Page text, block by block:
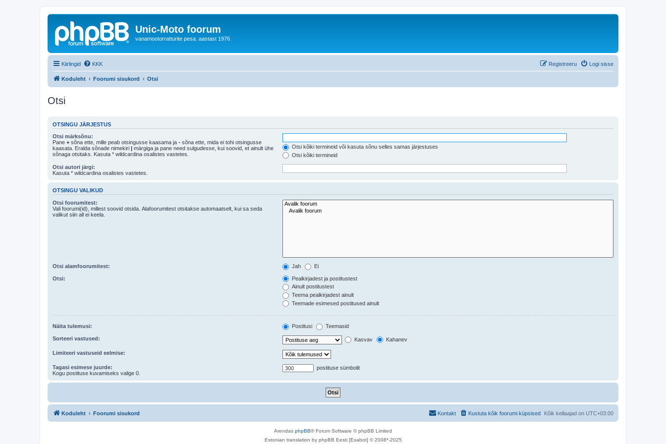
Unic-Moto foorum
vanamootorratturite pesa. aastast 1976.
Kiirlingid KKK Logi sisse
Registreeru
Koduleht Foorumi sisukord Otsi
Otsi
OTSINGU JÄRJESTUS
Otsi märksõnu:
Pane + sõna ette, mille peab otsingusse kaasama ja - sõna ette, mida ei tohi otsingusse
kaasata. Eralda sõnade nimekiri | märgiga ja pane need sulgudesse, kui soovid, et ainult ühe
sõnaga otsitaks. Kasuta * wildcardina osalistes vastetes.
Otsi kõiki termineid või kasuta sõnu selles samas järjestuses
Otsi kõiki termineid
Otsi autori järgi:
Kasuta * wildcardina osalistes vastetes.
OTSINGU VALIKUD
Otsi foorumitest:
Vali foorumi(id), millest soovid otsida. Alafoorumitest otsitakse automaatselt, kui sa seda
valikut siin all ei keela.
Otsi alamfoorumitest: Jah Ei
Otsi:
Pealkirjadest ja postitustest
Ainult postitustest
Teema pealkirjadest ainult
Teemade esimesed postitused ainult
Näita tulemusi: Postitusi Teemasid
Sorteeri vastused: Kasvav Kahanev
Limiteeri vastuseid eelmise:
Tagasi esimese juurde:
Kogu postituse kuvamiseks valige 0.
postituse sümbolit
Koduleht Foorumi sisukord Kõik kellaajad on UTC+03:00
Kustuta kõik foorumi küpsised
Kontakt
Arendas phpBB® Forum Software © phpBB Limited
Estonian translation by phpBB Eesti [Exabot] © 2008*-2025